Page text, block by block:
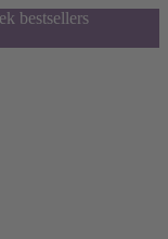
bestsellers